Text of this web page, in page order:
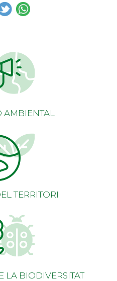
AMBIENTAL
TERRITORI
LA BIODIVERSITAT